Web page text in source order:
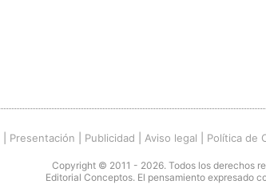
Presentación Publicidad Aviso legal Política de
Copyright © 2011 - 2026. Todos los derechos
Editorial Conceptos. El pensamiento expresado